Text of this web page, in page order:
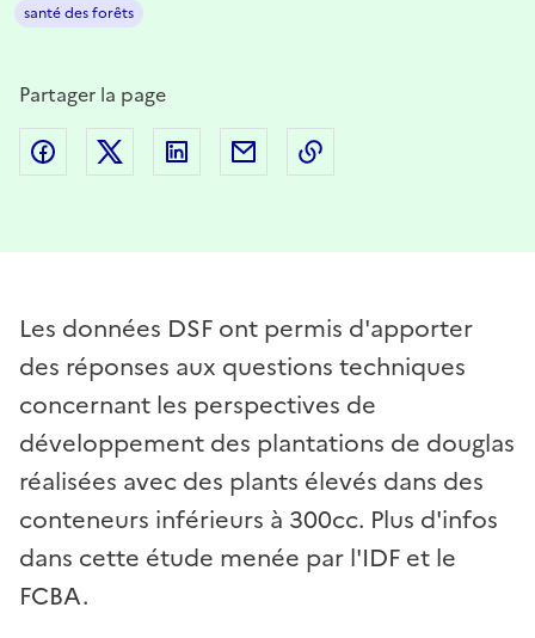
santé des forêts
Partager la page
Partager sur Facebook
Partager sur Twitter
Partager sur LinkedIn
Partager par email
Les données DSF ont permis d'apporter
des réponses aux questions techniques
concernant les perspectives de
développement des plantations de douglas
réalisées avec des plants élevés dans des
conteneurs inférieurs à 300cc. Plus d'infos
dans cette étude menée par l'IDF et le
FCBA.